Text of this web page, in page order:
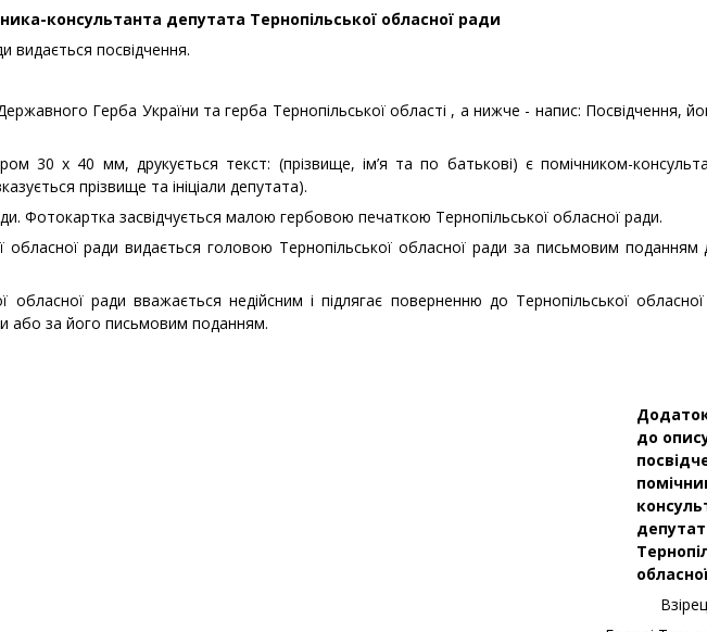
консультанта депутата Тернопільської обласної ради
видається посвідчення.
Герба України та герба Тернопільської області , а нижче - напис: Посвідчення,
30 х 40 мм, друкується текст: (прізвище, ім’я та по батькові) є помічником-
прізвище та ініціали депутата).
Фотокартка засвідчується малою гербовою печаткою Тернопільської обласної ради.
обласної ради видається головою Тернопільської обласної ради за письмовим поданням
обласної ради вважається недійсним і підлягає поверненню до Тернопільської
або за його письмовим поданням.
до